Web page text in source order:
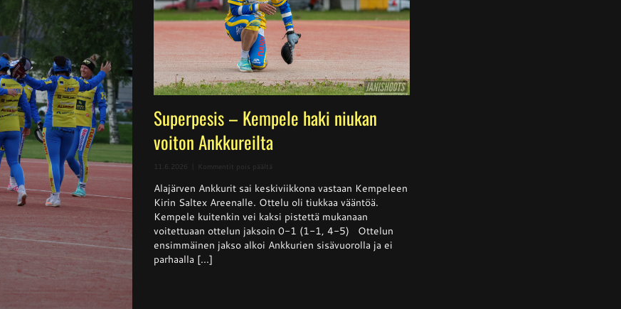
Superpesis – Kempele haki niukan
voiton Ankkureilta
11.6.2026 Kommentit pois päältä
–
Kempele
haki
niukan
voiton
Ankkureilta
Alajärven Ankkurit sai keskiviikkona vastaan Kempeleen
Kirin Saltex Areenalle. Ottelu oli tiukkaa vääntöä.
Kempele kuitenkin vei kaksi pistettä mukanaan
voitettuaan ottelun jaksoin 0-1 (1-1, 4-5) Ottelun
ensimmäinen jakso alkoi Ankkurien sisävuorolla ja ei
parhaalla [...]